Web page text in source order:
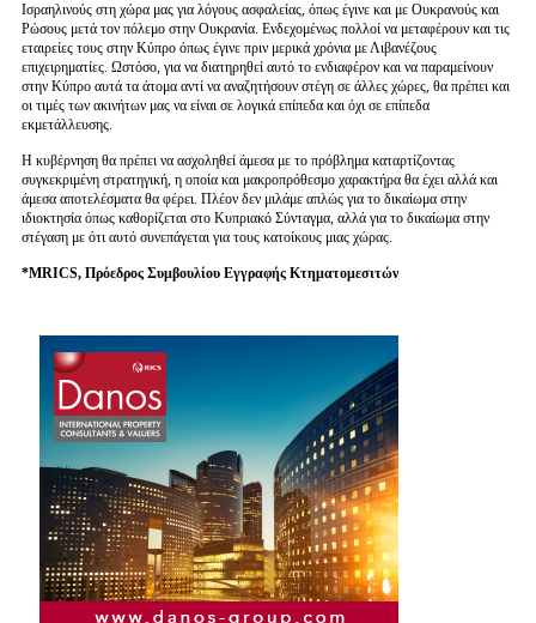
Ισραηλινούς στη χώρα μας για λόγους ασφαλείας, όπως έγινε και με Ουκρανούς και
Ρώσους μετά τον πόλεμο στην Ουκρανία. Ενδεχομένως πολλοί να μεταφέρουν και τις
εταιρείες τους στην Κύπρο όπως έγινε πριν μερικά χρόνια με Λιβανέζους
επιχειρηματίες. Ωστόσο, για να διατηρηθεί αυτό το ενδιαφέρον και να παραμείνουν
στην Κύπρο αυτά τα άτομα αντί να αναζητήσουν στέγη σε άλλες χώρες, θα πρέπει και
οι τιμές των ακινήτων μας να είναι σε λογικά επίπεδα και όχι σε επίπεδα
εκμετάλλευσης.
Η κυβέρνηση θα πρέπει να ασχοληθεί άμεσα με το πρόβλημα καταρτίζοντας
συγκεκριμένη στρατηγική, η οποία και μακροπρόθεσμο χαρακτήρα θα έχει αλλά και
άμεσα αποτελέσματα θα φέρει. Πλέον δεν μιλάμε απλώς για το δικαίωμα στην
ιδιοκτησία όπως καθορίζεται στο Κυπριακό Σύνταγμα, αλλά για το δικαίωμα στην
στέγαση με ότι αυτό συνεπάγεται για τους κατοίκους μιας χώρας.
*MRICS, Πρόεδρος Συμβουλίου Εγγραφής Κτηματομεσιτών